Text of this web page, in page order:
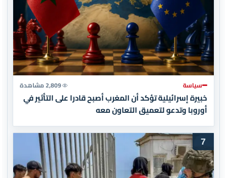
سياسة 2,809 مشاهدة
خبيرة إسرائيلية تؤكد أن المغرب أصبح قادرا على التأثير في
أوروبا وتدعو لتعميق التعاون معه
7